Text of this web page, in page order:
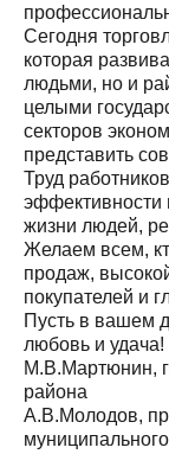
Сегодня
которая
людьми, но и
целыми
секторов
представить
Труд
эффективности
жизни людей,
Желаем всем,
продаж,
покупателей и
Пусть в вашем
любовь и удача!
М.В.Мартюнин,
района
А.В.Молодов,